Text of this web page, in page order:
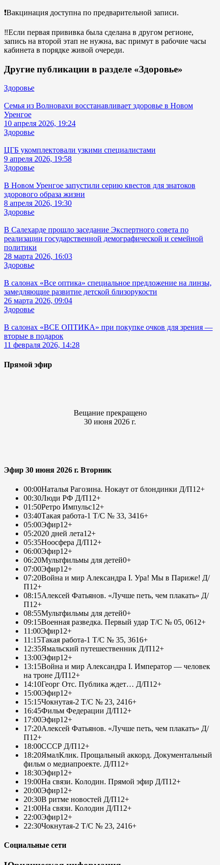
❗️Вакцинация доступна по предварительной записи.
‼️Если первая прививка была сделана в другом регионе,
запись на второй этап не нужна, вас примут в рабочие часы
кабинета в порядке живой очереди.
Другие публикации в разделе «Здоровье»
Здоровье
Семья из Волновахи восстанавливает здоровье в Новом
Уренгое
10 апреля 2026, 19:24
Здоровье
ЦГБ укомплектовали узкими специалистами
9 апреля 2026, 19:58
Здоровье
В Новом Уренгое запустили серию квестов для знатоков
здорового образа жизни
8 апреля 2026, 19:30
Здоровье
В Салехарде прошло заседание Экспертного совета по
реализации государственной демографической и семейной
политики
28 марта 2026, 16:03
Здоровье
В салонах «Все оптика» специальное предложение на линзы,
замедляющие развитие детской близорукости
26 марта 2026, 09:04
Здоровье
В салонах «ВСЕ ОПТИКА» при покупке очков для зрения —
вторые в подарок
11 февраля 2026, 14:28
Прямой эфир
Вещание прекращено
30 июня 2026 г.
Эфир 30 июня 2026 г. Вторник
00:00Наталья Рагозина. Нокаут от блондинки Д/П12+
00:30Люди РФ Д/П12+
01:50Ретро Импульс12+
03:40Такая работа-1 Т/С № 33, 3416+
05:00Эфир12+
05:2020 дней лета12+
05:35Ноосфера Д/П12+
06:00Эфир12+
06:20Мультфильмы для детей0+
07:00Эфир12+
07:20Война и мир Александра I. Ура! Мы в Париже! Д/
П12+
08:15Алексей Фатьянов. «Лучше петь, чем плакать» Д/
П12+
08:55Мультфильмы для детей0+
09:15Военная разведка. Первый удар Т/С № 05, 0612+
11:00Эфир12+
11:15Такая работа-1 Т/С № 35, 3616+
12:35Ямальский путешественник Д/П12+
13:00Эфир12+
13:15Война и мир Александра I. Император — человек
на троне Д/П12+
14:10Георг Отс. Публика ждет… Д/П12+
15:00Эфир12+
15:15Чокнутая-2 Т/С № 23, 2416+
16:45Фильм Федерации Д/П12+
17:00Эфир12+
17:20Алексей Фатьянов. «Лучше петь, чем плакать» Д/
П12+
18:00СССР Д/П12+
18:20ЯмалКлик. Прощальный аккорд. Документальный
фильм о медиапроекте. Д/П12+
18:30Эфир12+
19:00На связи. Колодин. Прямой эфир Д/П12+
20:00Эфир12+
20:30В ритме новостей Д/П12+
21:00На связи. Колодин Д/П12+
22:00Эфир12+
22:30Чокнутая-2 Т/С № 23, 2416+
Социальные сети